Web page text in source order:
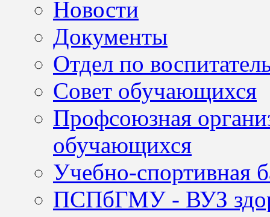
Новости
Документы
Отдел по
Совет обучающихся
Профсоюзная
обучающихся
Учебно-спортивная
ПСПбГМУ - ВУЗ